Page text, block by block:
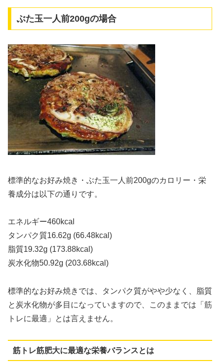
ぶた玉一人前200gの場合
標準的なお好み焼き・ぶた玉一人前200gのカロリー・栄
養成分は以下の通りです。
エネルギー460kcal
タンパク質16.62g (66.48kcal)
脂質19.32g (173.88kcal)
炭水化物50.92g (203.68kcal)
標準的なお好み焼きでは、タンパク質がやや少なく、脂質
と炭水化物が多目になっていますので、このままでは「筋
トレに最適」とは言えません。
筋トレ筋肥大に最適な栄養バランスとは